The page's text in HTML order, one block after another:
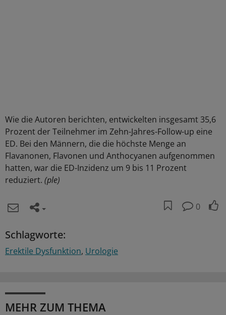
Wie die Autoren berichten, entwickelten insgesamt 35,6
Prozent der Teilnehmer im Zehn-Jahres-Follow-up eine
ED. Bei den Männern, die die höchste Menge an
Flavanonen, Flavonen und Anthocyanen aufgenommen
hatten, war die ED-Inzidenz um 9 bis 11 Prozent
reduziert. (ple)
0
Schlagworte:
Erektile Dysfunktion Urologie
MEHR ZUM THEMA